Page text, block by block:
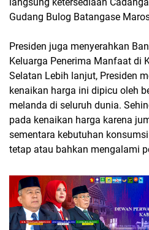
Gudang Bulog Batangase
Presiden juga menyerahkan
Keluarga Penerima Manfaat di
Selatan Lebih lanjut, Presiden
kenaikan harga ini dipicu oleh
melanda di seluruh dunia.
pada kenaikan harga karena
sementara kebutuhan
tetap atau bahkan mengalami